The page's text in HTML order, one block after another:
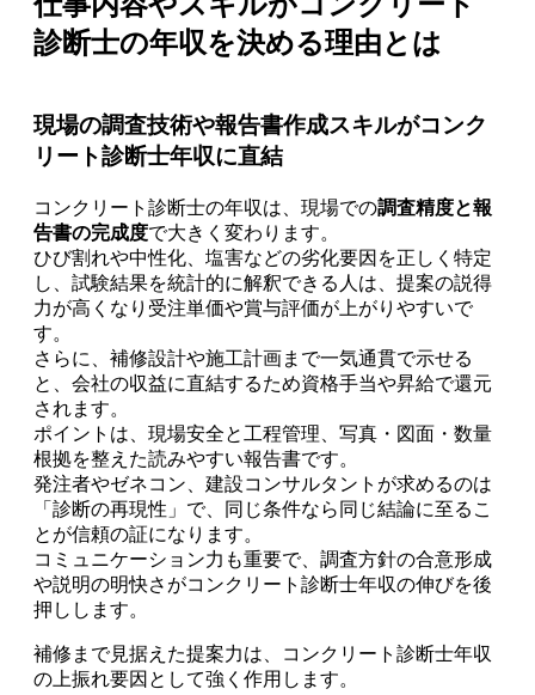
診断士の年収を決める理由とは
現場の調査技術や報告書作成スキルがコンク
リート診断士年収に直結
コンクリート診断士の年収は、現場での調査精度と報
告書の完成度で大きく変わります。
ひび割れや中性化、塩害などの劣化要因を正しく特定
し、試験結果を統計的に解釈できる人は、提案の説得
力が高くなり受注単価や賞与評価が上がりやすいで
す。
さらに、補修設計や施工計画まで一気通貫で示せる
と、会社の収益に直結するため資格手当や昇給で還元
されます。
ポイントは、現場安全と工程管理、写真・図面・数量
根拠を整えた読みやすい報告書です。
発注者やゼネコン、建設コンサルタントが求めるのは
「診断の再現性」で、同じ条件なら同じ結論に至るこ
とが信頼の証になります。
コミュニケーション力も重要で、調査方針の合意形成
や説明の明快さがコンクリート診断士年収の伸びを後
押しします。
補修まで見据えた提案力は、コンクリート診断士年収
の上振れ要因として強く作用します。